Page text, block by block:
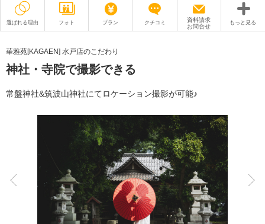
選ばれる理由 フォト プラン クチコミ
資料請求
お問合せ
もっと見る
衣装
オプション ブログ
アクセス/TEL スタジオトップ
華雅苑[KAGAEN] 水戸店のこだわり
神社・寺院で撮影できる
常盤神社&筑波山神社にてロケーション撮影が可能♪